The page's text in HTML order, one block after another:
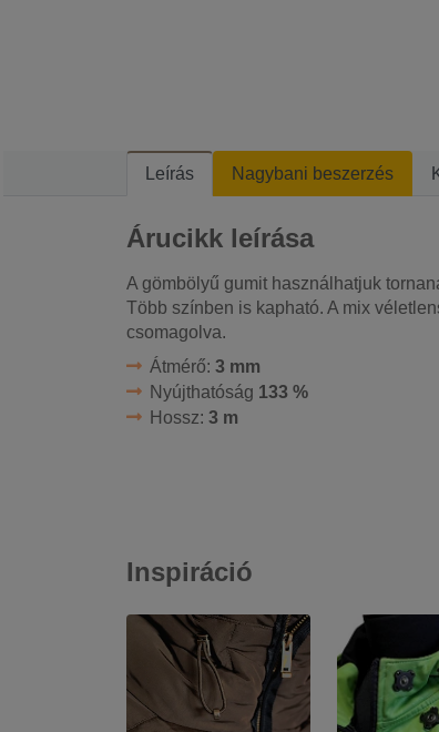
Leírás Nagybani beszerzés
Árucikk leírása
A gömbölyű gumit használhatjuk
Több színben is kapható. A mix
csomagolva.
Átmérő: 3 mm
Nyújthatóság 133 %
Hossz: 3 m
Inspiráció